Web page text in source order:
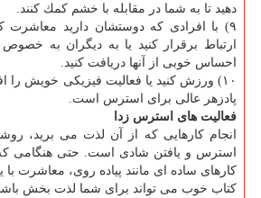
دهید تا به شما در مقابله با خشم كمك كنند.
۹) با افرادی كه دوستشان دارید معاشرت
ارتباط برقرار كنید یا به دیگران به خصوص
احساس خوبی از آنها دریافت كنید.
۱۰) ورزش كنید یا فعالیت فیزیكی خویش
پادزهر عالی برای استرس است.
فعالیت های استرس زدا
انجام كارهایی كه از آن لذت می برید،
استرس و یافتن شادی است. حتی هنگامی
كارهای ساده ای مانند پیاده روی، معاشرت
كتاب خوب می تواند برای شما لذت بخش